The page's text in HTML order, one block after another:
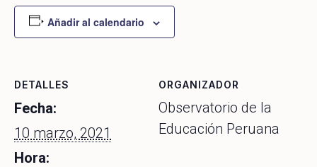
Añadir al calendario
DETALLES
Fecha:
10 marzo, 2021
Hora:
ORGANIZADOR
Observatorio de la
Educación Peruana